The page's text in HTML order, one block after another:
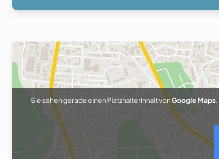
Sie sehen gerade einen Platzhalterinhalt vonGoogle Maps